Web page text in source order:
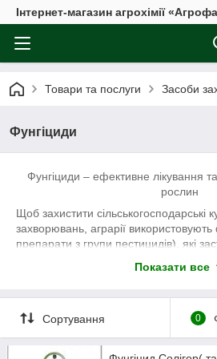
Інтернет-магазин агрохімії
Товари та послуги Засоби
Фунгіциди
Фунгіциди – ефективне лікування
рослин
Щоб захистити сільськогосподарські
захворювань, аграрії
препарати з групи пестицидів), які
препаратів здійснюється за
спектру дії, виділяють декілька видів
Протруйники насіння – це фунгіциди,
Показати все
Сортування 0